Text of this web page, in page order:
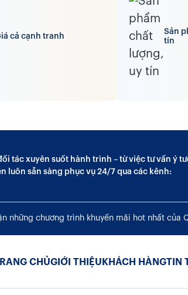
cả cạnh tranh
Sản
tín
tác xuyên suốt hành trình – từ việc tư vấn ý
luôn sẵn sàng phục vụ 24/7 qua các kênh:
những chương trình khuyến mãi hot nhất của
CHỦGIỚI THIỆU KHÁCH HÀNGTIN